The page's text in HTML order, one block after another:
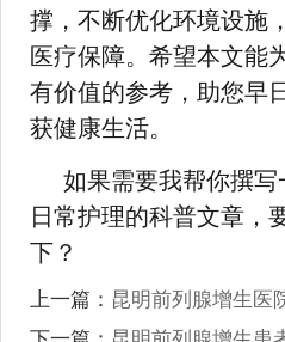
撑，不断优化环境设施
医疗保障。希望本文能
有价值的参考，助您早
获健康生活。
如果需要我帮你撰
日常护理的科普文章，
下？
上一篇： 昆明前列腺增生医